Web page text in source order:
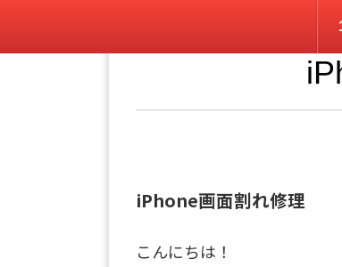
iPhone画面割れ修理
こんにちは！